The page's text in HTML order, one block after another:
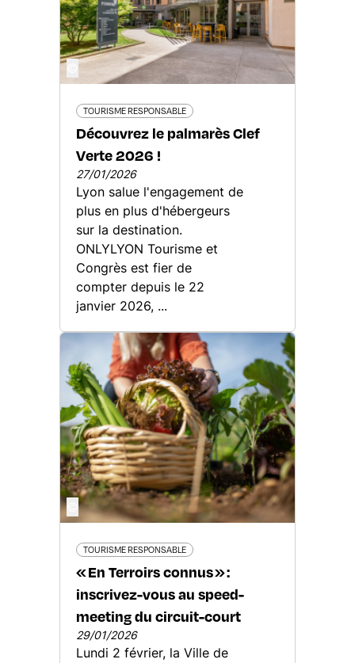
TOURISME RESPONSABLE
Découvrez le palmarès Clef
Verte 2026 !
27/01/2026
Lyon salue l'engagement de
plus en plus d'hébergeurs
sur la destination.
ONLYLYON Tourisme et
Congrès est fier de
compter depuis le 22
janvier 2026, ...
TOURISME RESPONSABLE
« En Terroirs connus » :
inscrivez-vous au speed-
meeting du circuit-court
29/01/2026
Lundi 2 février, la Ville de
©